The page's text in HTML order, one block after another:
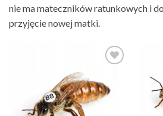
nie ma mateczników ratunkowych i
przyjęcie nowej matki.
Add to
Wishlist